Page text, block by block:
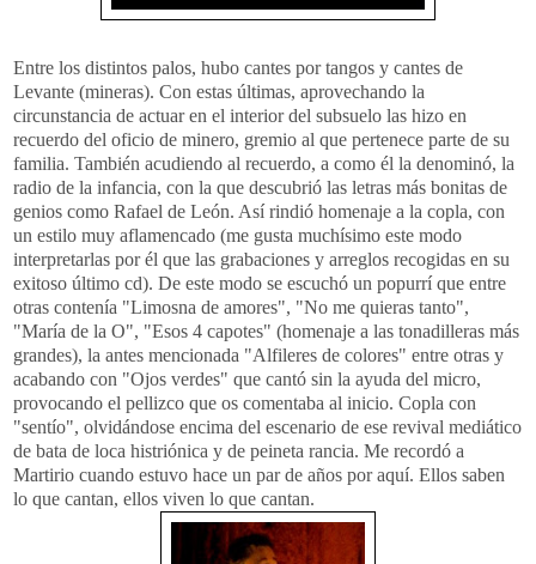
Entre los distintos palos, hubo cantes por tangos y cantes de
Levante (mineras). Con estas últimas, aprovechando la
circunstancia de actuar en el interior del subsuelo las hizo en
recuerdo del oficio de minero, gremio al que pertenece parte de su
familia. También acudiendo al recuerdo, a como él la denominó, la
radio de la infancia, con la que descubrió las letras más bonitas de
genios como Rafael de León. Así rindió homenaje a la copla, con
un estilo muy aflamencado (me gusta muchísimo este modo
interpretarlas por él que las grabaciones y arreglos recogidas en su
exitoso último cd). De este modo se escuchó un popurrí que entre
otras contenía "Limosna de amores", "No me quieras tanto",
"María de la O", "Esos 4 capotes" (homenaje a las tonadilleras más
grandes), la antes mencionada "Alfileres de colores" entre otras y
acabando con "Ojos verdes" que cantó sin la ayuda del micro,
provocando el pellizco que os comentaba al inicio. Copla con
"sentío", olvidándose encima del escenario de ese revival mediático
de bata de loca histriónica y de peineta rancia. Me recordó a
Martirio cuando estuvo hace un par de años por aquí. Ellos saben
lo que cantan, ellos viven lo que cantan.